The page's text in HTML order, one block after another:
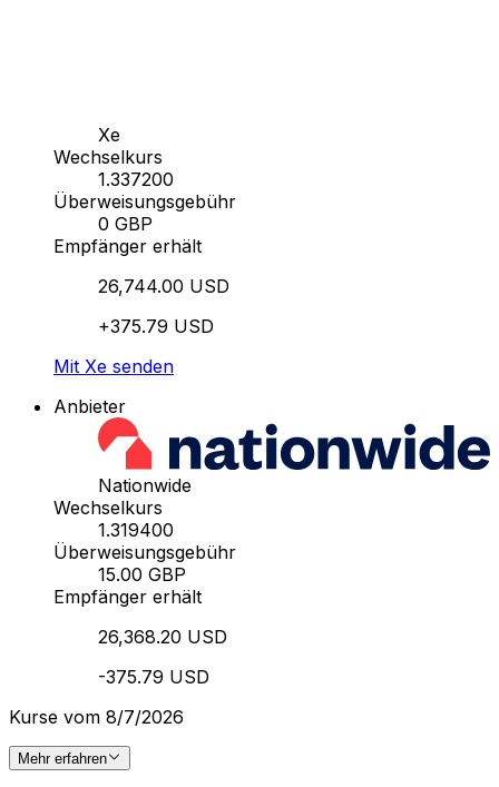
Xe
Wechselkurs
1.337200
Überweisungsgebühr
0 GBP
Empfänger erhält
26,744.00 USD
+375.79 USD
Mit Xe senden
Anbieter
Nationwide
Wechselkurs
1.319400
Überweisungsgebühr
15.00 GBP
Empfänger erhält
26,368.20 USD
-375.79 USD
Kurse vom 8/7/2026
Mehr erfahren